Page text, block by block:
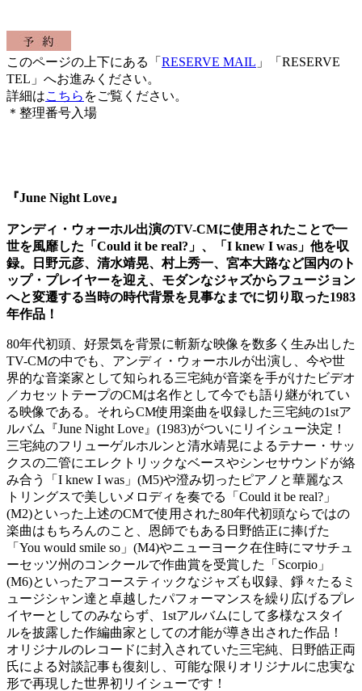
このページの上下にある「 RESERVE MAIL 」「RESERVE
TEL」へお進みください。
詳細はこちら をご覧ください。
＊整理番号入場
『June Night Love』
アンディ・ウォーホル出演のTV-CMに使用されたことで一
世を風靡した「Could it be real?」、「I knew I was」他を収
録。日野元彦、清水靖晃、村上秀一、宮本大路など国内のト
ップ・プレイヤーを迎え、モダンなジャズからフュージョン
へと変遷する当時の時代背景を見事なまでに切り取った1983
年作品！
80年代初頭、好景気を背景に斬新な映像を数多く生み出した
TV-CMの中でも、アンディ・ウォーホルが出演し、今や世
界的な音楽家として知られる三宅純が音楽を手がけたビデオ
／カセットテープのCMは名作として今でも語り継がれてい
る映像である。それらCM使用楽曲を収録した三宅純の1stア
ルバム『June Night Love』(1983)がついにリイシュー決定！
三宅純のフリューゲルホルンと清水靖晃によるテナー・サッ
クスの二管にエレクトリックなベースやシンセサウンドが絡
み合う「I knew I was」(M5)や澄み切ったピアノと華麗なス
トリングスで美しいメロディを奏でる「Could it be real?」
(M2)といった上述のCMで使用された80年代初頭ならではの
楽曲はもちろんのこと、恩師でもある日野皓正に捧げた
「You would smile so」(M4)やニューヨーク在住時にマサチュ
ーセッツ州のコンクールで作曲賞を受賞した「Scorpio」
(M6)といったアコースティックなジャズも収録、錚々たるミ
ュージシャン達と卓越したパフォーマンスを繰り広げるプレ
イヤーとしてのみならず、1stアルバムにして多様なスタイ
ルを披露した作編曲家としての才能が導き出された作品！
オリジナルのレコードに封入されていた三宅純、日野皓正両
氏による対談記事も復刻し、可能な限りオリジナルに忠実な
形で再現した世界初リイシューです！